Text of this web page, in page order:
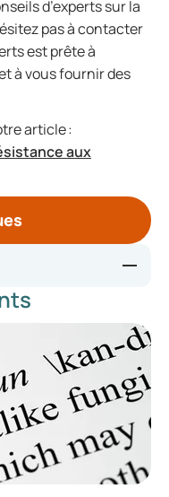
d’experts sur la
pas à contacter
est prête à
à vous fournir des
article :
aux
resistentie-
(AMR) tegen te
(nih.gov)
#:~:text=Helemaal%